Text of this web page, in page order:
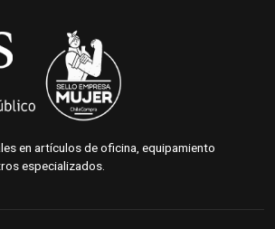
en artículos de oficina, equipamiento
especializados.